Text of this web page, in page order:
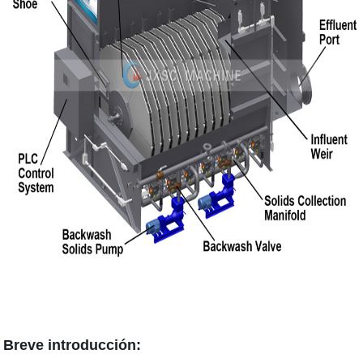
Breve introducción: